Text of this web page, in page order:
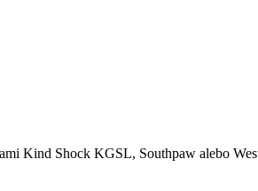
Kind Shock KGSL, Southpaw alebo